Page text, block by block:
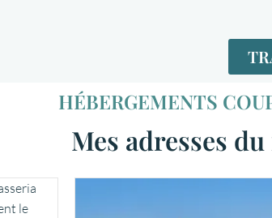
HÉBERGEMENTS
Mes adresses